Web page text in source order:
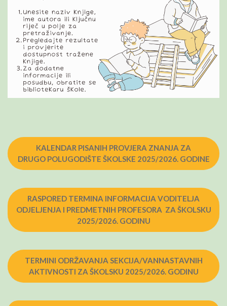
KALENDAR PISANIH PROVJERA ZNANJA ZA
DRUGO POLUGODIŠTE ŠKOLSKE 2025/2026. GODINE
RASPORED TERMINA INFORMACIJA VODITELJA
ODJELJENJA I PREDMETNIH PROFESORA ZA ŠKOLSKU
2025/2026. GODINU
TERMINI ODRŽAVANJA SEKCIJA/VANNASTAVNIH
AKTIVNOSTI ZA ŠKOLSKU 2025/2026. GODINU